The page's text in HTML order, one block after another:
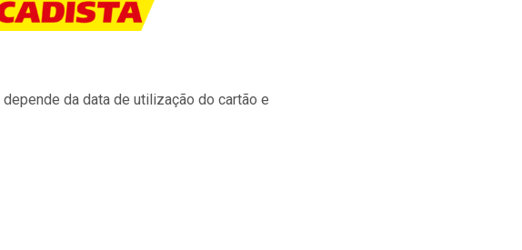
da data de utilização do cartão e